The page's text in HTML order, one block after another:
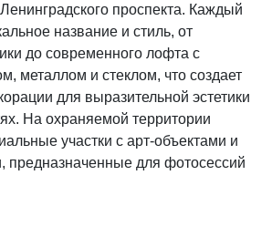
проспекта. Каждый
название и стиль, от
до современного лофта с
металлом и стеклом, что создает
для выразительной эстетики
На охраняемой территории
участки с арт-объектами и
предназначенные для фотосессий